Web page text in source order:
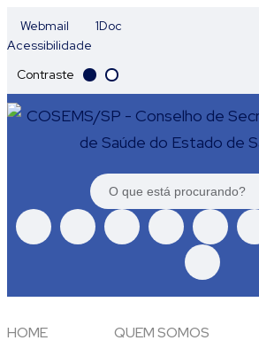
Webmail
1Doc
Acessibilidade
Contraste
HOME QUEM SOMOS